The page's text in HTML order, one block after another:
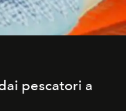
pescatori a